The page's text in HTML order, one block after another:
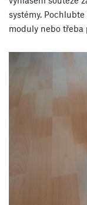
systémy. Pochlubte
moduly nebo třeba